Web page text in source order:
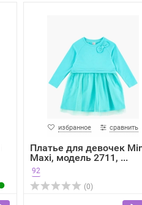
избранное сравнить
Платье для девочек
Maxi, модель 2711, ...
92
(0)